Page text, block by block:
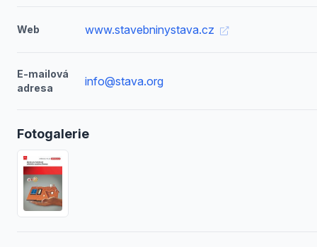
Web www.stavebninystava.cz
E-mailová
adresa
info@stava.org
Fotogalerie